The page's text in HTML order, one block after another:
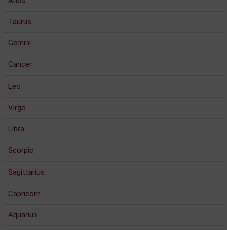
Taurus
Gemini
Cancer
Leo
Virgo
Libra
Scorpio
Sagittarius
Capricorn
Aquarius